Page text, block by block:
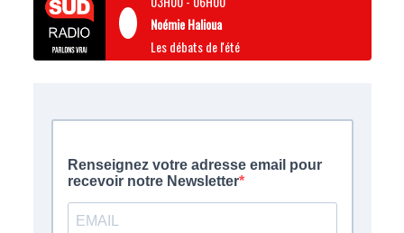
Noémie Halioua
Les débats de l'été